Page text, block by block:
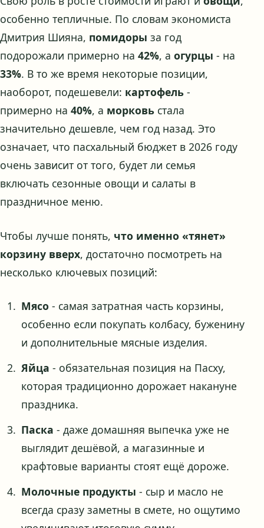
особенно тепличные. По словам экономиста
Дмитрия Шияна, помидоры за год
подорожали примерно на 42%, а огурцы - на
33%. В то же время некоторые позиции,
наоборот, подешевели: картофель -
примерно на 40%, а морковь стала
значительно дешевле, чем год назад. Это
означает, что пасхальный бюджет в 2026 году
очень зависит от того, будет ли семья
включать сезонные овощи и салаты в
праздничное меню.
Чтобы лучше понять, что именно «тянет»
корзину вверх, достаточно посмотреть на
несколько ключевых позиций:
Мясо - самая затратная часть корзины,
особенно если покупать колбасу, буженину
и дополнительные мясные изделия.
Яйца - обязательная позиция на Пасху,
которая традиционно дорожает накануне
праздника.
Паска - даже домашняя выпечка уже не
выглядит дешёвой, а магазинные и
крафтовые варианты стоят ещё дороже.
Молочные продукты - сыр и масло не
всегда сразу заметны в смете, но ощутимо